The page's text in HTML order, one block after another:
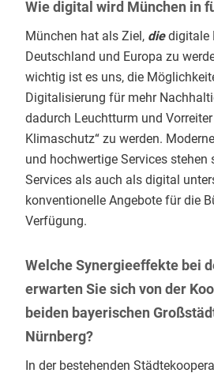
Wie digital wird München in
München hat als Ziel, diedigitale
Deutschland und Europa zu
wichtig ist es uns, die
Digitalisierung für mehr
dadurch Leuchtturm und
Klimaschutz“ zu werden.
und hochwertige Services stehen
Services als auch als digital
konventionelle Angebote für die
Verfügung.
Welche Synergieeffekte bei
erwarten Sie sich von der
beiden bayerischen
Nürnberg?
In der bestehenden